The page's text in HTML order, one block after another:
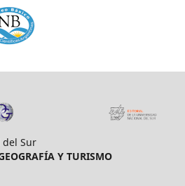
del Sur
Y TURISMO